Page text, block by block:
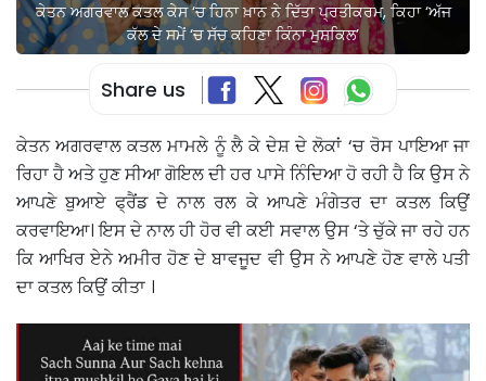
ਕੇਤਨ ਅਗਰਵਾਲ ਕਤਲ ਕੇਸ ‘ਚ ਹਿਨਾ ਖ਼ਾਨ ਨੇ ਦਿੱਤਾ ਪ੍ਰਤੀਕਰਮ, ਕਿਹਾ ‘ਅੱਜ
ਕੱਲ ਦੇ ਸਮੇਂ ‘ਚ ਸੱਚ ਕਹਿਣਾ ਕਿੰਨਾ ਮੁਸ਼ਕਿਲ’
Share us
ਕੇਤਨ ਅਗਰਵਾਲ ਕਤਲ ਮਾਮਲੇ ਨੂੰ ਲੈ ਕੇ ਦੇਸ਼ ਦੇ ਲੋਕਾਂ ‘ਚ ਰੋਸ ਪਾਇਆ ਜਾ
ਰਿਹਾ ਹੈ ਅਤੇ ਹੁਣ ਸੀਆ ਗੋਇਲ ਦੀ ਹਰ ਪਾਸੇ ਨਿੰਦਿਆ ਹੋ ਰਹੀ ਹੈ ਕਿ ਉਸ ਨੇ
ਆਪਣੇ ਬੁਆਏ ਫ੍ਰੈਂਡ ਦੇ ਨਾਲ ਰਲ ਕੇ ਆਪਣੇ ਮੰਗੇਤਰ ਦਾ ਕਤਲ ਕਿਉਂ
ਕਰਵਾਇਆ। ਇਸ ਦੇ ਨਾਲ ਹੀ ਹੋਰ ਵੀ ਕਈ ਸਵਾਲ ਉਸ ‘ਤੇ ਚੁੱਕੇ ਜਾ ਰਹੇ ਹਨ
ਕਿ ਆਖਿਰ ਏਨੇ ਅਮੀਰ ਹੋਣ ਦੇ ਬਾਵਜੂਦ ਵੀ ਉਸ ਨੇ ਆਪਣੇ ਹੋਣ ਵਾਲੇ ਪਤੀ
ਦਾ ਕਤਲ ਕਿਉਂ ਕੀਤਾ ।